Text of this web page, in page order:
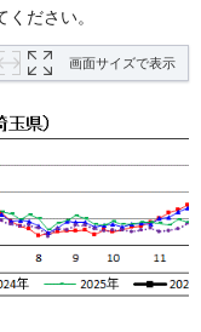
ださい。
画面サイズで表示